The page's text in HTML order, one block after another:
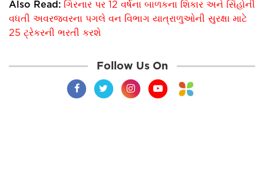
Also Read: ગિરનાર પર 12 વર્ષના બાળકના શિકાર અને સિંહોની
વધતી અવરજવરના પગલે વન વિભાગ યાત્રાળુઓની સુરક્ષા માટે
25 ટ્રેકરની ભરતી કરશે
Follow Us On